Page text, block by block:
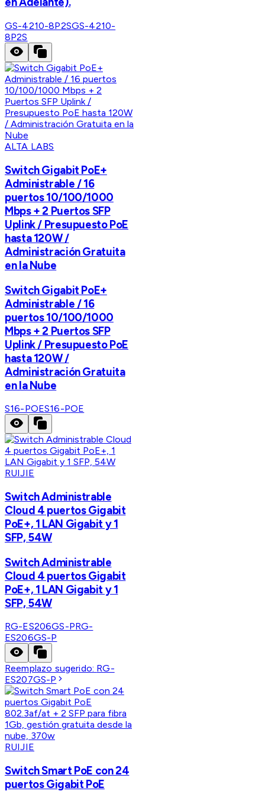
GS-4210-8P2SGS-4210-
8P2S
ALTA LABS
Switch Gigabit PoE+
Administrable / 16
puertos 10/100/1000
Mbps + 2 Puertos SFP
Uplink / Presupuesto PoE
hasta 120W /
Administración Gratuita
en la Nube
Switch Gigabit PoE+
Administrable / 16
puertos 10/100/1000
Mbps + 2 Puertos SFP
Uplink / Presupuesto PoE
hasta 120W /
Administración Gratuita
en la Nube
S16-POES16-POE
RUIJIE
Switch Administrable
Cloud 4 puertos Gigabit
PoE+, 1 LAN Gigabit y 1
SFP, 54W
Switch Administrable
Cloud 4 puertos Gigabit
PoE+, 1 LAN Gigabit y 1
SFP, 54W
RG-ES206GS-PRG-
ES206GS-P
Reemplazo sugerido: RG-
ES207GS-P
RUIJIE
Switch Smart PoE con 24
puertos Gigabit PoE